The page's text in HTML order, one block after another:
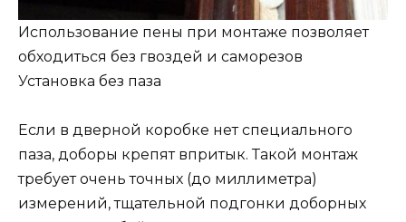
Использование пены при монтаже позволяет
обходиться без гвоздей и саморезов
Установка без паза
Если в дверной коробке нет специального
паза, доборы крепят впритык. Такой монтаж
требует очень точных (до миллиметра)
измерений, тщательной подгонки доборных